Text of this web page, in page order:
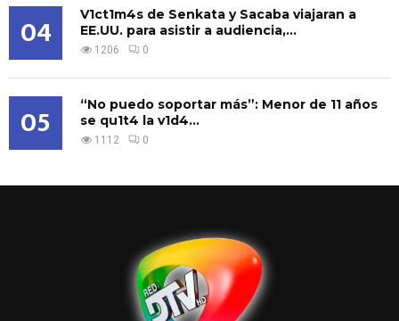
04
V1ct1m4s de Senkata y Sacaba viajaran a
EE.UU. para asistir a audiencia,...
1206 0
05
“No puedo soportar más”: Menor de 11 años
se qu1t4 la v1d4...
1112 0